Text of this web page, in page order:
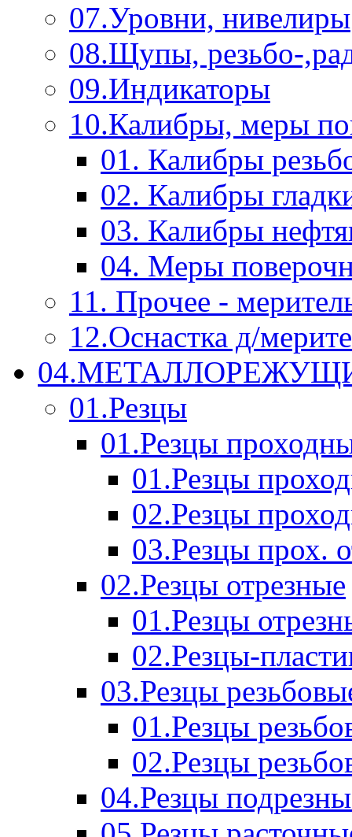
07.Уровни, нивелиры
08.Щупы, резьбо-
09.Индикаторы
10.Калибры, меры
01. Калибры
02. Калибры
03. Калибры
04. Меры
11. Прочее -
12.Оснастка д/
01.Резцы
01.Резцы
01.Резцы
02.Резцы
03.Резцы прох.
02.Резцы отрезные
01.Резцы
02.Резцы-
03.Резцы
01.Резцы
02.Резцы
04.Резцы